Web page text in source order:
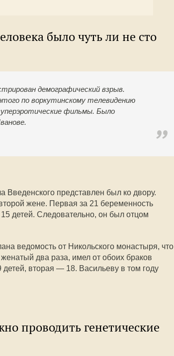
было чуть ли не сто
демографический взрыв.
по воркутинскому телевидению
фильмы. Было
Введенского представлен был ко двору.
жене. Первая за 21 беременность
детей. Следовательно, он был отцом
ведомость от Никольского монастыря, что
два раза, имел от обоих браков
вторая — 18. Васильеву в том году
проводить генетические